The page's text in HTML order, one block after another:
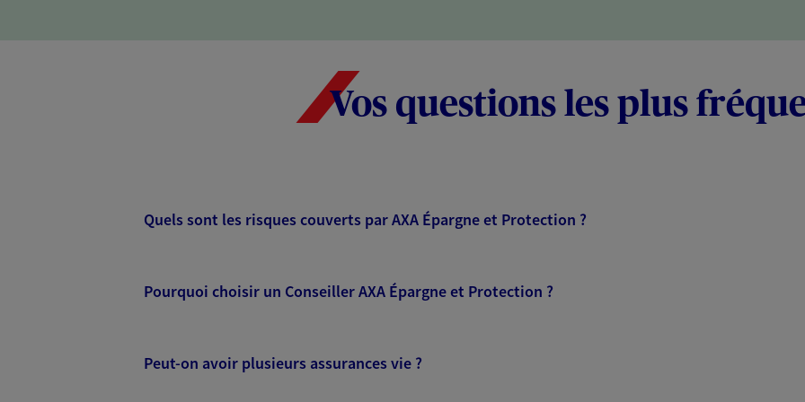
Vos questions les plus
Quels sont les risques couverts par AXA Épargne et Protection ?
Pourquoi choisir un Conseiller AXA Épargne et Protection ?
Peut-on avoir plusieurs assurances vie ?